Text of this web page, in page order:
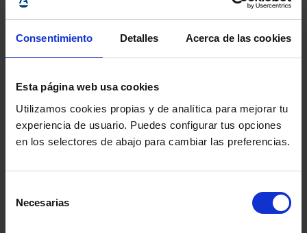
Consentimiento Detalles Acerca de las cookies
Esta página web usa cookies
Utilizamos cookies propias y de analítica para mejorar tu
experiencia de usuario. Puedes configurar tus opciones
en los selectores de abajo para cambiar las preferencias.
Necesarias